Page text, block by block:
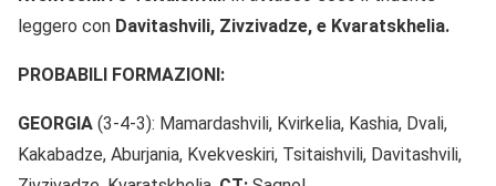
leggero con Davitashvili, Zivzivadze, e Kvaratskhelia.
PROBABILI FORMAZIONI:
GEORGIA (3-4-3): Mamardashvili, Kvirkelia, Kashia, Dvali,
Kakabadze, Aburjania, Kvekveskiri, Tsitaishvili, Davitashvili,